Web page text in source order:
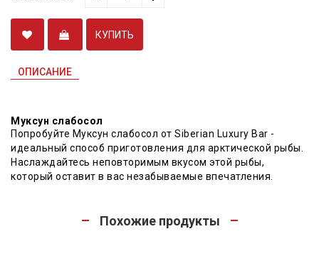
КУПИТЬ
ОПИСАНИЕ
Муксун слабосол
Попробуйте Муксун слабосол от Siberian Luxury Bar -
идеальный способ приготовления для арктической рыбы.
Наслаждайтесь неповторимым вкусом этой рыбы,
который оставит в вас незабываемые впечатления.
Похожие продукты